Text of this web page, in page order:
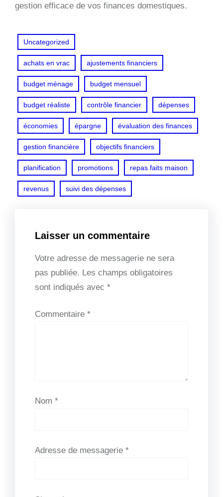
gestion efficace de vos finances domestiques.
Uncategorized
achats en vrac ajustements financiers
budget ménage budget mensuel
budget réaliste contrôle financier dépenses
économies épargne évaluation des finances
gestion financière objectifs financiers
planification promotions repas faits maison
revenus suivi des dépenses
Laisser un commentaire
Votre adresse de messagerie ne sera
pas publiée. Les champs obligatoires
sont indiqués avec *
Commentaire *
Nom *
Adresse de messagerie *